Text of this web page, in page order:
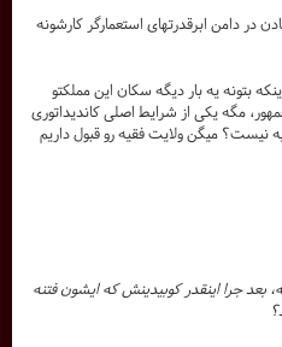
در دامن ابرقدرتهای استعمارگر کارشونه
بتونه یه بار دیگه سکان این مملکتو
مگه یکی از شرایط اصلی کاندیداتوری
نیست؟ میگن ولایت فقیه رو قبول داریم
جرا اینقدر کوبیدینش که ایشون فتنه